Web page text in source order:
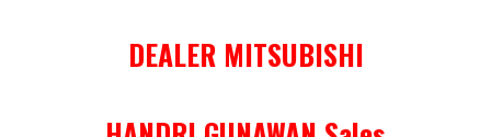
DEALER MITSUBISHI